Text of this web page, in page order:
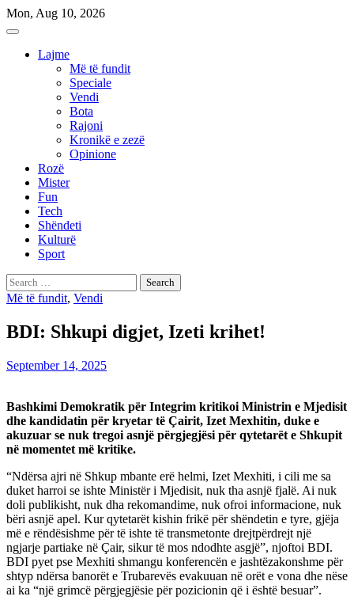
Skip
to
Mon, Aug 10, 2026
Lajme
Më të fundit
Speciale
Vendi
Bota
Rajoni
Kronikë e zezë
Opinione
Rozë
Mister
Fun
Tech
Shëndeti
Kulturë
Sport
Search
for:
Më të fundit, Vendi
BDI: Shkupi digjet, Izeti krihet!
September 14, 2025
Bashkimi Demokratik për Integrim kritikoi Ministrin e Mjedisit
dhe kandidatin për kryetar të Çairit, Izet Mexhitin, duke e
akuzuar se nuk tregoi asnjë përgjegjësi për qytetarët e Shkupit
në momentet më kritike.
“Ndërsa ajri në Shkup mbante erë helmi, Izet Mexhiti, i cili me sa
duket harroi se ishte Ministër i Mjedisit, nuk tha asnjë fjalë. Ai nuk
doli publikisht, nuk dha rekomandime, nuk ofroi informacione, nuk
bëri asnjë apel. Kur qytetarët kishin frikë për shëndetin e tyre, gjëja
më e rëndësishme për të ishte të transmetonte drejtpërdrejt një
ngjarje partiake në Çair, sikur të mos ndodhte asgjë”, njoftoi BDI.
BDI pyet pse Mexhiti shmangu konferencën e jashtëzakonshme për
shtyp ndërsa banorët e Trubarevës evakuuan në orët e vona dhe nëse
ai ka “një grimcë përgjegjësie për pozicionin që i është besuar”.